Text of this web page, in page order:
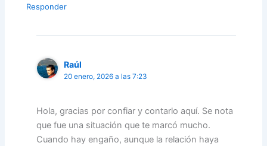
Responder
Raúl
20 enero, 2026 a las 7:23
Hola, gracias por confiar y contarlo aquí. Se nota
que fue una situación que te marcó mucho.
Cuando hay engaño, aunque la relación haya